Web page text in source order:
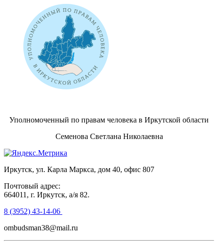
Уполномоченный по правам человека в Иркутской области
Семенова Светлана Николаевна
Иркутск, ул. Карла Маркса, дом 40, офис 807
Почтовый адрес:
664011, г. Иркутск, а/я 82.
8 (3952) 43-14-06
ombudsman38@mail.ru